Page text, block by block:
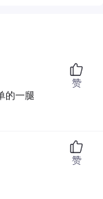
的一腿
赞
赞